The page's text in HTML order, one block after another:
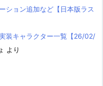
ション追加など【日本版ラス
装キャラクター一覧【26/02/
より